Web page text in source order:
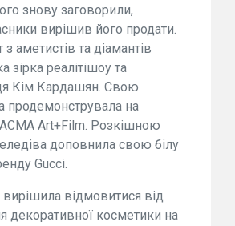
знову заговорили,
вирішив його продати.
з аметистів та діамантів
зірка реалітішоу та
Кім Кардашян. Свою
продемонструвала на
Art+Film. Розкішною
доповнила свою білу
Gucci.
відмовитися від
декоративної косметики на